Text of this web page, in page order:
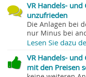
VR Handels-
unzufrieden
Die Anlagen bei
nur Minus bei
Lesen Sie dazu
VR Handels-
mit den Preisen